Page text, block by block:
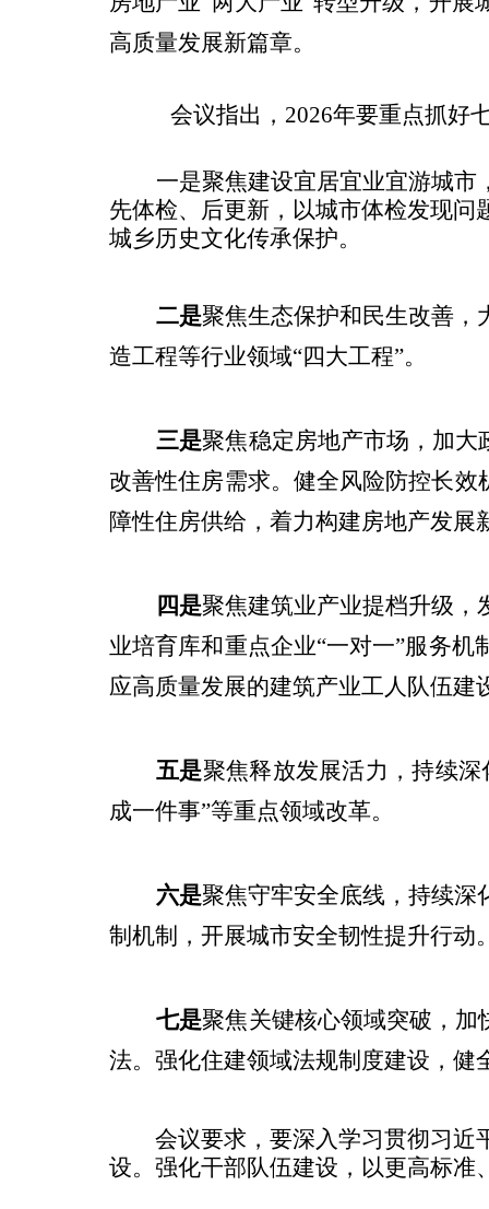
高质量发展新篇章。
会议指出， 2026年要重点抓好
一是聚焦建设宜居宜业宜游城
先体检、后更新，以城市体检发现
城乡历史文化传承保护。
二是聚焦生态保护和民生改善，
造工程等行业领域“四大工程”。
三是聚焦稳定房地产市场， 加大
改善性住房需求。 健全风险防控长效
障性住房供给 ， 着力构建房地产发展
四是聚焦建筑业产业提档升级
业培育库和重点企业“一对一”服务
应高质量发展的建筑产业工人队伍建
五是聚焦释放发展活力，持续
成一件事”等重点领域改革。
六是聚焦守牢安全底线，持续
制机制，开展城市安全韧性提升行动
七是聚焦关键核心领域突破，加
法。强化住建领域法规制度建设，
会议要求，要深入学习贯彻习近
设。强化干部队伍建设，以更高标准